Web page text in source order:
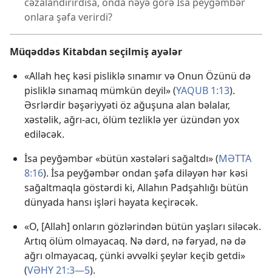
onlara şəfa verirdi?
Müqəddəs Kitabdan seçilmiş ayələr
«Allah heç kəsi pisliklə sınamır və Onun Özünü də
pisliklə sınamaq mümkün deyil» (YAQUB 1:13).
Əsrlərdir bəşəriyyəti öz ağuşuna alan bəlalar,
xəstəlik, ağrı-acı, ölüm tezliklə yer üzündən yox
ediləcək.
İsa peyğəmbər «bütün xəstələri sağaltdı» (MƏTTA
8:16). İsa peyğəmbər ondan şəfa diləyən hər kəsi
sağaltmaqla göstərdi ki, Allahın Padşahlığı bütün
dünyada hansı işləri həyata keçirəcək.
«O, [Allah] onların gözlərindən bütün yaşları siləcək.
Artıq ölüm olmayacaq. Nə dərd, nə fəryad, nə də
ağrı olmayacaq, çünki əvvəlki şeylər keçib getdi»
(VƏHY 21:3—5).